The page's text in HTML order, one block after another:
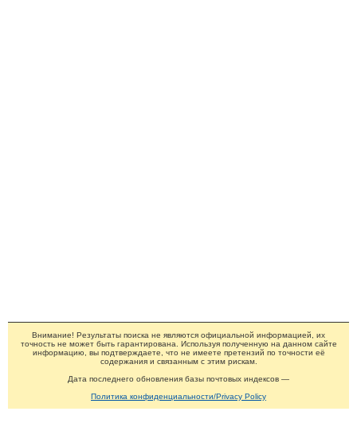
Внимание! Результаты поиска не являются официальной информацией, их
точность не может быть гарантирована. Используя полученную на данном сайте
информацию, вы подтверждаете, что не имеете претензий по точности её
содержания и связанным с этим рискам.
Дата последнего обновления базы почтовых индексов —
Политика конфиденциальности/Privacy Policy